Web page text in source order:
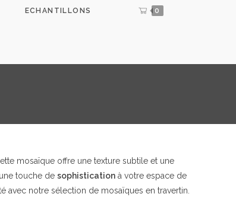
ECHANTILLONS 0
mosaïque offre une texture subtile et une
touche desophistication à votre espace de
avec notre sélection de mosaïques en travertin.